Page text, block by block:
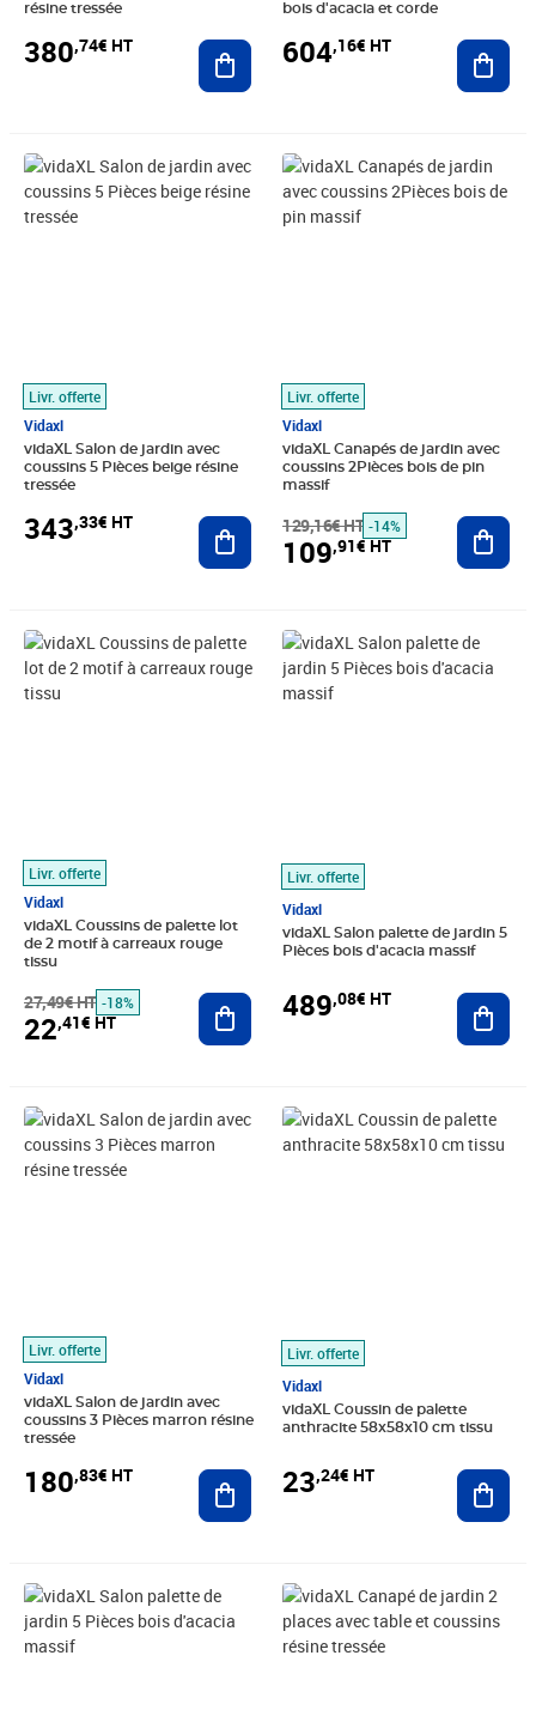
résine tressée
380,74€ HT Ajouter au panier
bois d'acacia et corde
604,16€ HT
Livr. offerte
Vidaxl
vidaXL Salon de jardin avec
coussins 5 Pièces beige résine
tressée
343,33€ HT
Prix 343,33€ HT
Ajouter au panier
Livr. offerte
Vidaxl
vidaXL Canapés de jardin avec
coussins 2Pièces bois de pin
massif
129,16€ HT
Prix barré 129,16€ HT
-14%
109,91€ HT
Prix 109,91€ HT
Livr. offerte
Vidaxl
vidaXL Coussins de palette lot
de 2 motif à carreaux rouge
tissu
27,49€ HT
Prix barré 27,49€ HT
-18%
22,41€ HT
Prix 22,41€ HT
Ajouter au panier
Livr. offerte
Vidaxl
vidaXL Salon palette de jardin 5
Pièces bois d'acacia massif
489,08€ HT
Prix 489,08€ HT
Livr. offerte
Vidaxl
vidaXL Salon de jardin avec
coussins 3 Pièces marron résine
tressée
180,83€ HT
Prix 180,83€ HT
Ajouter au panier
Livr. offerte
Vidaxl
vidaXL Coussin de palette
anthracite 58x58x10 cm tissu
23,24€ HT
Prix 23,24€ HT
Prix 500,74€ HT Prix 120,83€ HT